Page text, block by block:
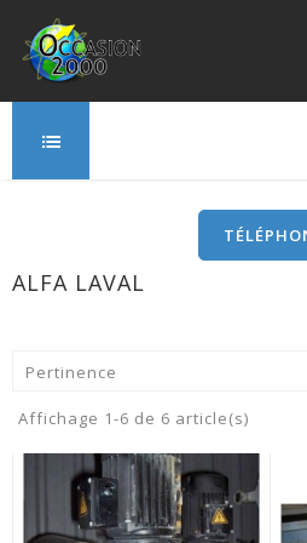
ALFA LAVAL
Pertinence
Affichage 1-6 de 6 article(s)